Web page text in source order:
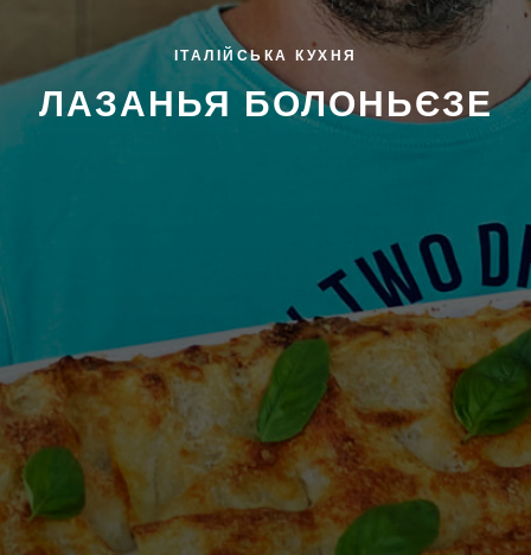
ІТАЛІЙСЬКА КУХНЯ
ЛАЗАНЬЯ БОЛОНЬЄЗЕ